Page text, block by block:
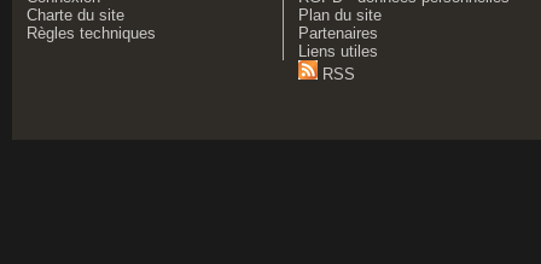
Charte du site
Règles techniques
Plan du site
Partenaires
Liens utiles
RSS